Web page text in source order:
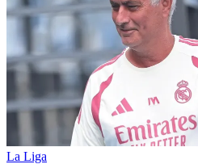
La Liga